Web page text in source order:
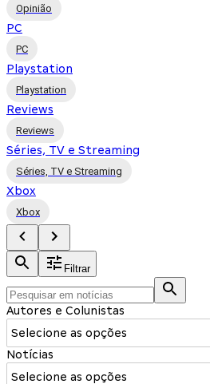
Opinião
PC
PC
Playstation
Playstation
Reviews
Reviews
Séries, TV e Streaming
Séries, TV e Streaming
Xbox
Xbox
Filtrar
Autores e Colunistas
Selecione as opções
Notícias
Selecione as opções